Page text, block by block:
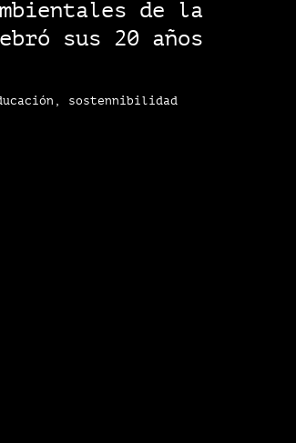
de la
sus 20 años
sostennibilidad